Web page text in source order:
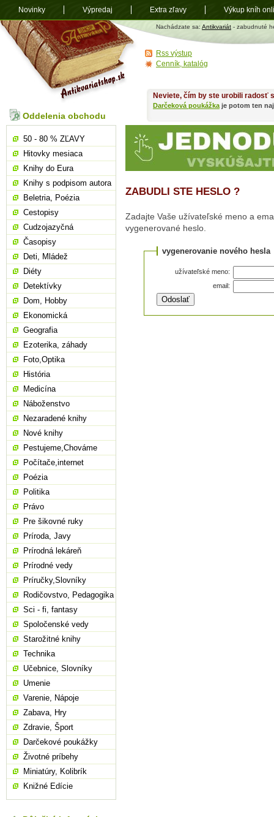
Antikvariát
shop.sk
Nachádzate sa: Antikvariát - zabudnuté
ZABUDLI STE HESLO ?
Zadajte Vaše užívateľské meno a
vygenerované heslo.
vygenerovanie nového hesla
užívateľské meno:
email:
Odoslať
Neviete, čím by ste urobili radosť
Darčeková poukážka je potom ten
Oddelenia obchodu
50 - 80 % ZĽAVY
Hitovky mesiaca
Knihy do Eura
Knihy s podpisom autora
Beletria, Poézia
Cestopisy
Cudzojazyčná
Časopisy
Deti, Mládež
Diéty
Detektívky
Dom, Hobby
Ekonomická
Geografia
Ezoterika, záhady
Foto,Optika
História
Medicína
Náboženstvo
Nezaradené knihy
Nové knihy
Pestujeme,Chováme
Počítače,internet
Poézia
Politika
Právo
Pre šikovné ruky
Príroda, Javy
Prírodná lekáreň
Prírodné vedy
Príručky,Slovníky
Rodičovstvo, Pedagogika
Sci - fi, fantasy
Spoločenské vedy
Starožitné knihy
Technika
Učebnice, Slovníky
Umenie
Varenie, Nápoje
Zabava, Hry
Zdravie, Šport
Darčekové poukážky
Životné príbehy
Miniatúry, Kolibrík
Knižné Edície
Rss výstup
Cenník, katalóg
Novinky Výpredaj Extra zľavy Výkup kníh